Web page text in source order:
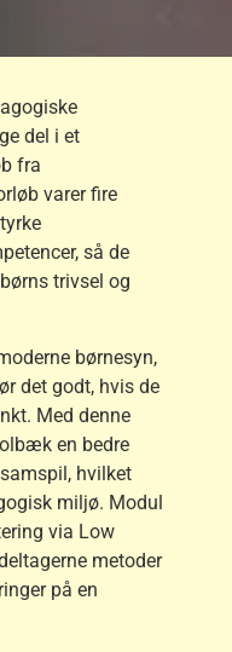
del i et
fra
varer fire
så de
trivsel og
børnesyn,
det godt, hvis de
Med denne
en bedre
hvilket
miljø. Modul
via Low
metoder
på en